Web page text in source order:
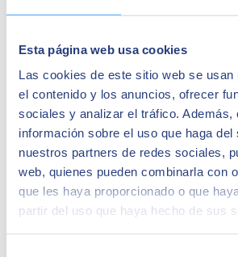
Esta página web usa cookies
Las cookies de este sitio web se usan
el contenido y los anuncios, ofrecer
sociales y analizar el tráfico. Además,
información sobre el uso que haga del
nuestros partners de redes sociales,
web, quienes pueden combinarla con
que les haya proporcionado o que
partir del uso que haya hecho de sus
Trouvez l'inspiration dans les exploits
avec leurs clients:
Made
Pau Gil, Manager en
paiement de CaixaBank
Alejandra Lozano, Digital
Petcare
Rejoignez la communauté exclusive et vivez
l'innovation comme une aventure.
Nous vous attendons à l'Hôtel ME (Carrer de
Barcelone) et n'oubliez pas de passer
nous avons préparé de nombreuses